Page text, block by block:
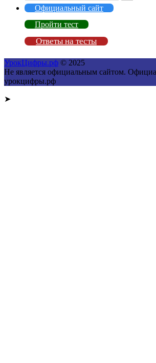
Официальный сайт
Пройти тест
Ответы на тесты
УрокЦифры.рф © 2025
Не является официальным сайтом.
урокцифры.рф
➤